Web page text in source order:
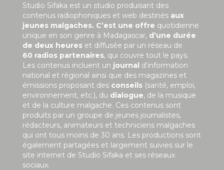
Studio Sifaka est un studio produisant des
contenus radiophoniques et web destinés aux
jeunes malgaches. C’est une offre quotidienne
unique en son genre à Madagascar, d’une durée
de deux heures et diffusée par un réseau de
60 radios partenaires, qui couvre tout le pays.
Les contenus incluent un journal d’information
national et régional ainsi que des magazines et
émissions proposant des conseils (santé, emploi,
environnement, etc.), du dialogue, de la musique
et de la culture malgache. Ces contenus sont
produits par un groupe de jeunes journalistes,
rédacteurs, animateurs et techniciens malgaches
qui ont tous moins de 30 ans. Les productions sont
également partagées et largement suivies sur le
site internet de Studio Sifaka et ses réseaux
sociaux.